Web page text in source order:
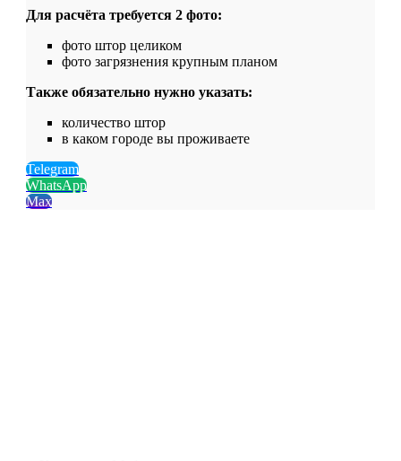
Для расчёта требуется 2 фото:
фото штор целиком
фото загрязнения крупным планом
Также обязательно нужно указать:
количество штор
в каком городе вы проживаете
Telegram
WhatsApp
Max